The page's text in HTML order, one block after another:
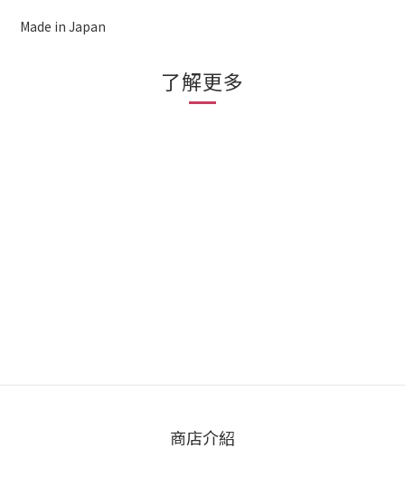
Made in Japan
了解更多
商店介紹